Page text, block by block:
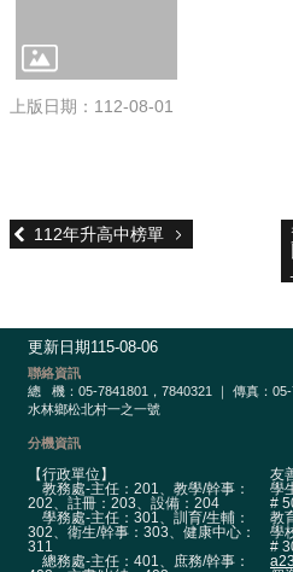
網
登
入
園
主
選
單
識
本
校
行
上版日期：112-08-01
112年升高中榜單
更新日期115-08-06
聯絡資訊
總
機：05-7841801，7840321 ｜ 傳真：
水林鄉松北村一之一號
分機資訊
【行政單位】
教務處-主任：201、教學/幹事：
202、註冊：203、設備：204
學務處-主任：301、訓育/生輔：
302、衛生/幹事：303、健康中心：
311
總務處-主任：401、庶務/幹事：
友
學
#
教
學
#